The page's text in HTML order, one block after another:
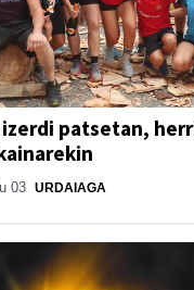
izerdi patsetan,
03 URDAIAGA